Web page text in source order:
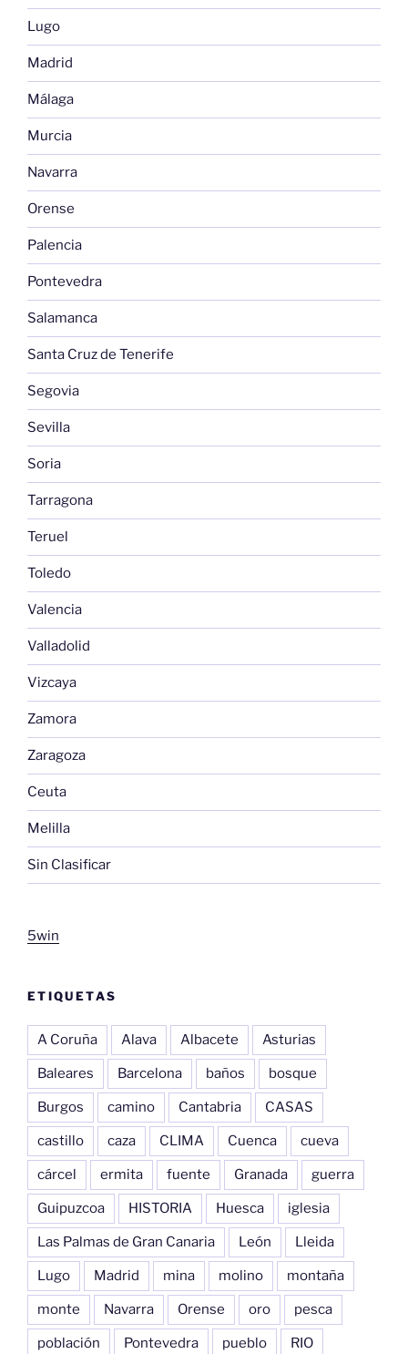
Lugo
Madrid
Málaga
Murcia
Navarra
Orense
Palencia
Pontevedra
Salamanca
Santa Cruz de Tenerife
Segovia
Sevilla
Soria
Tarragona
Teruel
Toledo
Valencia
Valladolid
Vizcaya
Zamora
Zaragoza
Ceuta
Melilla
Sin Clasificar
5win
ETIQUETAS
A Coruña Alava Albacete Asturias
Baleares Barcelona baños bosque
Burgos camino Cantabria CASAS
castillo caza CLIMA Cuenca cueva
cárcel ermita fuente Granada guerra
Guipuzcoa HISTORIA Huesca iglesia
Las Palmas de Gran Canaria León Lleida
Lugo Madrid mina molino montaña
monte Navarra Orense oro pesca
población Pontevedra pueblo RIO